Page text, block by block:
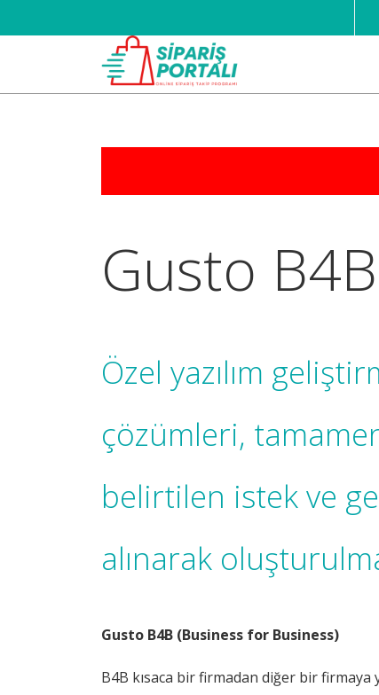
Gusto B4B
Özel yazılım
çözümleri,
belirtilen istek ve
alınarak
Gusto B4B (Business for Business)
B4B kısaca bir firmadan diğer bir firmaya